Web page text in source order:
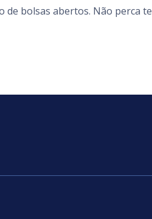
de bolsas abertos. Não perca